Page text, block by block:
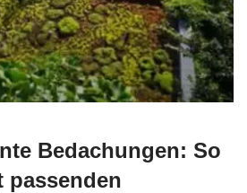
Bedachungen: So
passenden